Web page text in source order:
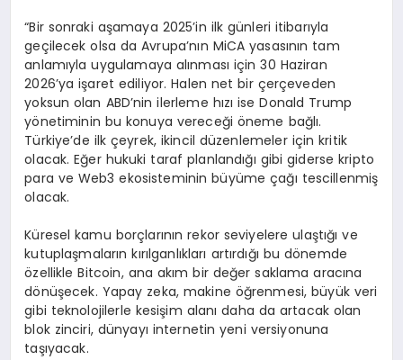
“Bir sonraki aşamaya 2025’in ilk günleri itibarıyla
geçilecek olsa da Avrupa’nın MiCA yasasının tam
anlamıyla uygulamaya alınması için 30 Haziran
2026’ya işaret ediliyor. Halen net bir çerçeveden
yoksun olan ABD’nin ilerleme hızı ise Donald Trump
yönetiminin bu konuya vereceği öneme bağlı.
Türkiye’de ilk çeyrek, ikincil düzenlemeler için kritik
olacak. Eğer hukuki taraf planlandığı gibi giderse kripto
para ve Web3 ekosisteminin büyüme çağı tescillenmiş
olacak.
Küresel kamu borçlarının rekor seviyelere ulaştığı ve
kutuplaşmaların kırılganlıkları artırdığı bu dönemde
özellikle Bitcoin, ana akım bir değer saklama aracına
dönüşecek. Yapay zeka, makine öğrenmesi, büyük veri
gibi teknolojilerle kesişim alanı daha da artacak olan
blok zinciri, dünyayı internetin yeni versiyonuna
taşıyacak.